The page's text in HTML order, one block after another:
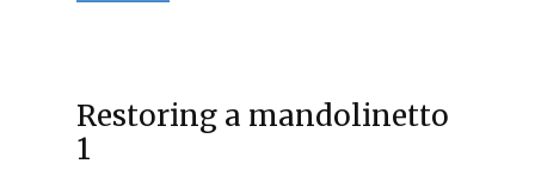
Restoring a mandolinetto
1